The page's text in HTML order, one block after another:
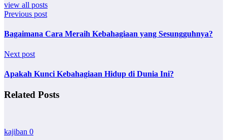
view all posts
Previous post
Bagaimana Cara Meraih Kebahagiaan yang Sesungguhnya?
Next post
Apakah Kunci Kebahagiaan Hidup di Dunia Ini?
Related Posts
kajiban 0